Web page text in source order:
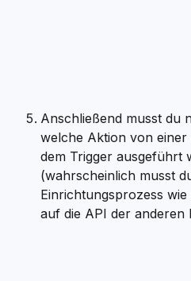
Anschließend musst du
welche Aktion von
dem Trigger ausgeführt
(wahrscheinlich musst
Einrichtungsprozess
auf die API der